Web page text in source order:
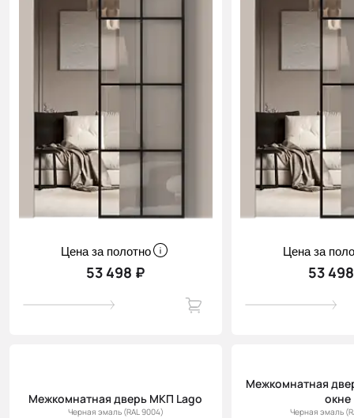
Цена за полотно
53 498 ₽
Цена за
53
Межкомнатная дверь МКП Lago
Черная эмаль (RAL 9004)
Межкомнатная
окне
Черная эмаль